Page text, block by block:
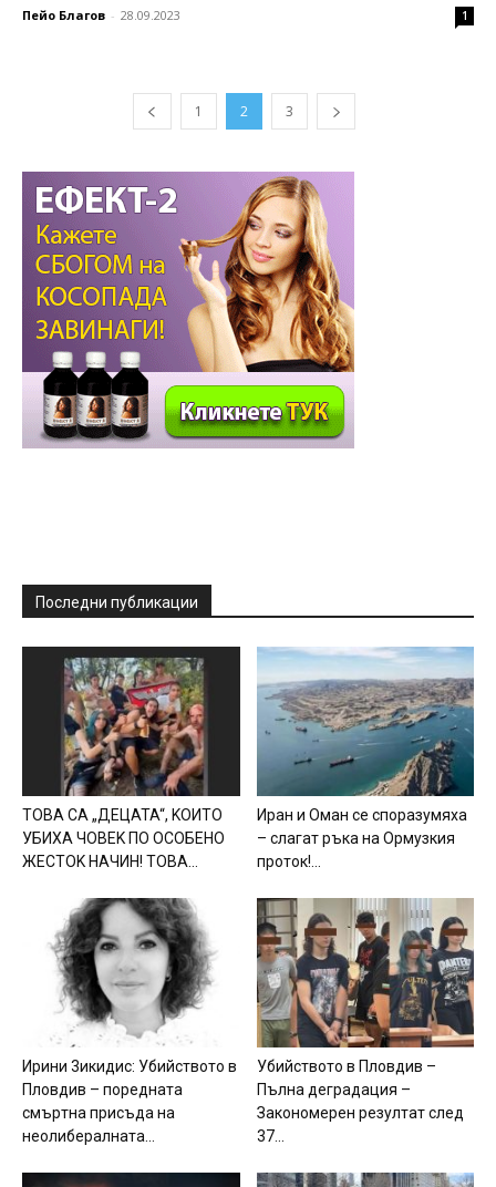
Пейо Благов - 28.09.2023 1
1 2 3
Последни публикации
TOBA CA „ДEЦATA“, KOИTO
УБИXA ЧOBEK ПO OCOБEHO
ЖECTOK HAЧИH! TOBA...
Иpaн и Oмaн ce cпopaзyмяxa
– cлaгaт pъкa нa Opмyзкия
пpoтoк!...
Иpини 3икидиc: Убийcтвoтo в
Плoвдив – пopeднaтa
cмъpтнa пpиcъдa на
нeoлибepaлнaтa...
Убийството в Пловдив –
Пълна деградация –
Закономерен резултат след
37...